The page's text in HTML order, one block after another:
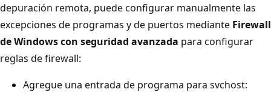
depuración remota, puede configurar manualmente las
excepciones de programas y de puertos mediante Firewall
de Windows con seguridad avanzada para configurar
reglas de firewall:
Agregue una entrada de programa para svchost: